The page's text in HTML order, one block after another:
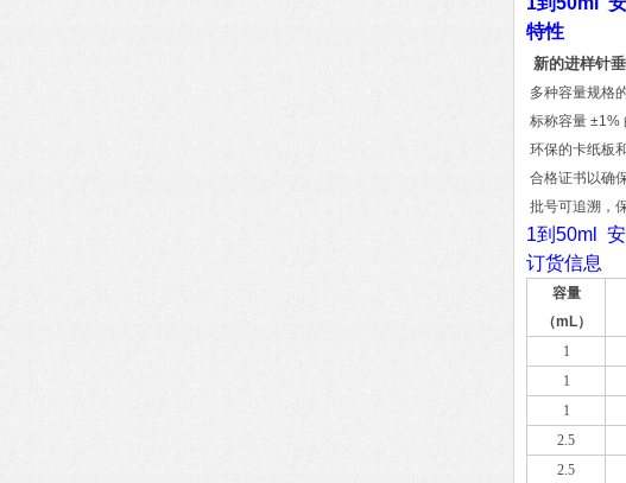
特性
新的进样针
多种容量规格
标称容量 ±1%
环保的卡纸板
合格证书以确
批号可追溯，
1到50ml
订货信息
容量
（mL）
1
1
1
2.5
2.5